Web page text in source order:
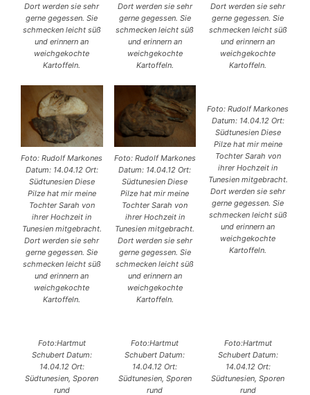
Dort werden sie sehr
gerne gegessen. Sie
schmecken leicht süß
und erinnern an
weichgekochte
Kartoffeln.
Dort werden sie sehr
gerne gegessen. Sie
schmecken leicht süß
und erinnern an
weichgekochte
Kartoffeln.
Dort werden sie sehr
gerne gegessen. Sie
schmecken leicht süß
und erinnern an
weichgekochte
Kartoffeln.
Foto: Rudolf Markones
Datum: 14.04.12 Ort:
Südtunesien Diese
Pilze hat mir meine
Tochter Sarah von
ihrer Hochzeit in
Tunesien mitgebracht.
Dort werden sie sehr
gerne gegessen. Sie
schmecken leicht süß
und erinnern an
weichgekochte
Kartoffeln.
Foto: Rudolf Markones
Datum: 14.04.12 Ort:
Südtunesien Diese
Pilze hat mir meine
Tochter Sarah von
ihrer Hochzeit in
Tunesien mitgebracht.
Dort werden sie sehr
gerne gegessen. Sie
schmecken leicht süß
und erinnern an
weichgekochte
Kartoffeln.
Foto: Rudolf Markones
Datum: 14.04.12 Ort:
Südtunesien Diese
Pilze hat mir meine
Tochter Sarah von
ihrer Hochzeit in
Tunesien mitgebracht.
Dort werden sie sehr
gerne gegessen. Sie
schmecken leicht süß
und erinnern an
weichgekochte
Kartoffeln.
Foto:Hartmut
Schubert Datum:
14.04.12 Ort:
Südtunesien, Sporen
rund
Foto:Hartmut
Schubert Datum:
14.04.12 Ort:
Südtunesien, Sporen
rund
Foto:Hartmut
Schubert Datum:
14.04.12 Ort:
Südtunesien, Sporen
rund